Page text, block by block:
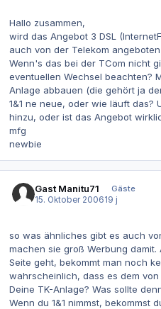
Hallo zusammen,
wird das Angebot 3 DSL
auch von der Telekom
Wenn's das bei der TCom nicht
eventuellen Wechsel beachten?
Anlage abbauen (die gehört ja
1&1 ne neue, oder wie läuft das?
hinzu, oder ist das Angebot
mfg
newbie
Gast Manitu71
Gäste
15. Oktober 200619 j
so was ähnliches gibt es auch
machen sie groß Werbung
Seite geht, bekommt man noch
wahrscheinlich, dass es dem von
Deine TK-Anlage? Was sollte
Wenn du 1&1 nimmst, bekommst